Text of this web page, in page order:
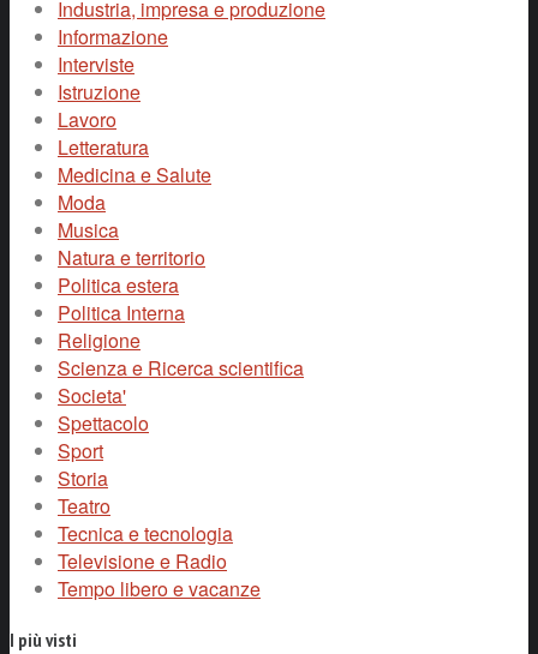
Industria, impresa e produzione
Informazione
Interviste
Istruzione
Lavoro
Letteratura
Medicina e Salute
Moda
Musica
Natura e territorio
Politica estera
Politica Interna
Religione
Scienza e Ricerca scientifica
Societa'
Spettacolo
Sport
Storia
Teatro
Tecnica e tecnologia
Televisione e Radio
Tempo libero e vacanze
I più visti